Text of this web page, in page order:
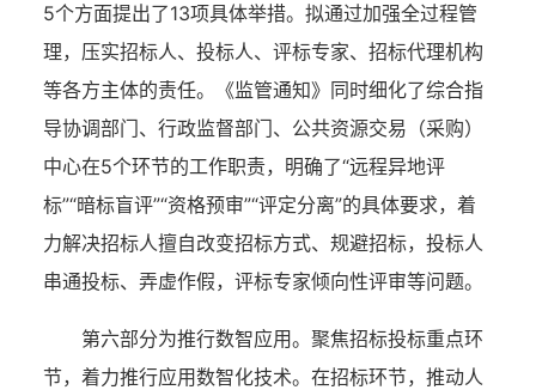
5个方面提出了13项具体举措。拟通过加强全过程管
理，压实招标人、投标人、评标专家、招标代理机构
等各方主体的责任。 《监管通知》同时细化了综合指
导协调部门、行政监督部门、公共资源交易（采购）
中心在5个环节的工作职责，明确了“远程异地评
标”“暗标盲评”“资格预审”“评定分离”的具体要求，着
力解决招标人擅自改变招标方式、规避招标，投标人
串通投标、弄虚作假，评标专家倾向性评审等问题。
第六部分为推行数智应用。 聚焦招标投标重点环
节， 着力推行应用数智化技术。在招标环节，推动人